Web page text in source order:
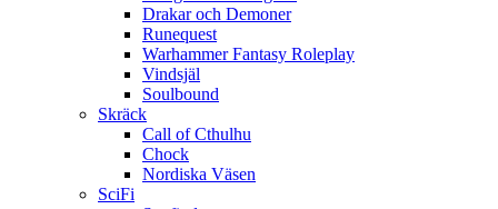
Drakar och Demoner
Runequest
Warhammer Fantasy Roleplay
Vindsjäl
Soulbound
Skräck
Call of Cthulhu
Chock
Nordiska Väsen
SciFi